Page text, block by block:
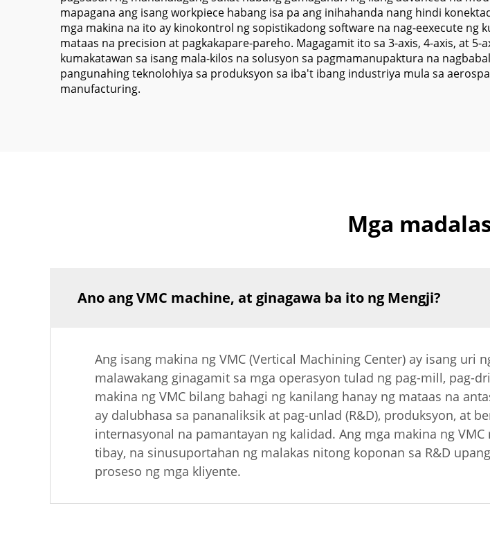
mapagana ang isang workpiece habang isa pa ang inihahanda nang hindi
mga makina na ito ay kinokontrol ng sopistikadong software na nag-eexecute ng
mataas na precision at pagkakapare-pareho. Magagamit ito sa 3-axis, 4-axis, at
kumakatawan sa isang mala-kilos na solusyon sa pagmamanupaktura na
pangunahing teknolohiya sa produksyon sa iba't ibang industriya mula sa
manufacturing.
Mga
Ano ang VMC machine, at ginagawa ba ito ng Mengji?
Ang isang makina ng VMC (Vertical Machining Center) ay isang uri
malawakang ginagamit sa mga operasyon tulad ng pag-mill, pag-
makina ng VMC bilang bahagi ng kanilang hanay ng mataas na
ay dalubhasa sa pananaliksik at pag-unlad (R&D), produksyon, at
internasyonal na pamantayan ng kalidad. Ang mga makina ng
tibay, na sinusuportahan ng malakas nitong koponan sa R&D
proseso ng mga kliyente.